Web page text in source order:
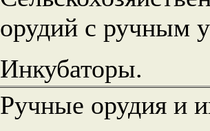
орудий с ручным
Инкубаторы.
Ручные орудия и